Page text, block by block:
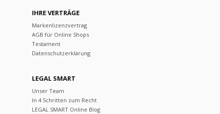
IHRE VERTRÄGE
Markenlizenzvertrag
AGB für Online Shops
Testament
Datenschutzerklärung
LEGAL SMART
Unser Team
In 4 Schritten zum Recht
LEGAL SMART Online Blog